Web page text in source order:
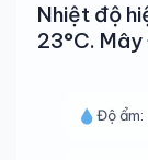
Nhiệt độ
23°C.
Độ ẩm: